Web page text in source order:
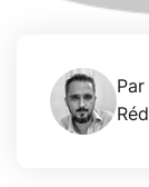
Par